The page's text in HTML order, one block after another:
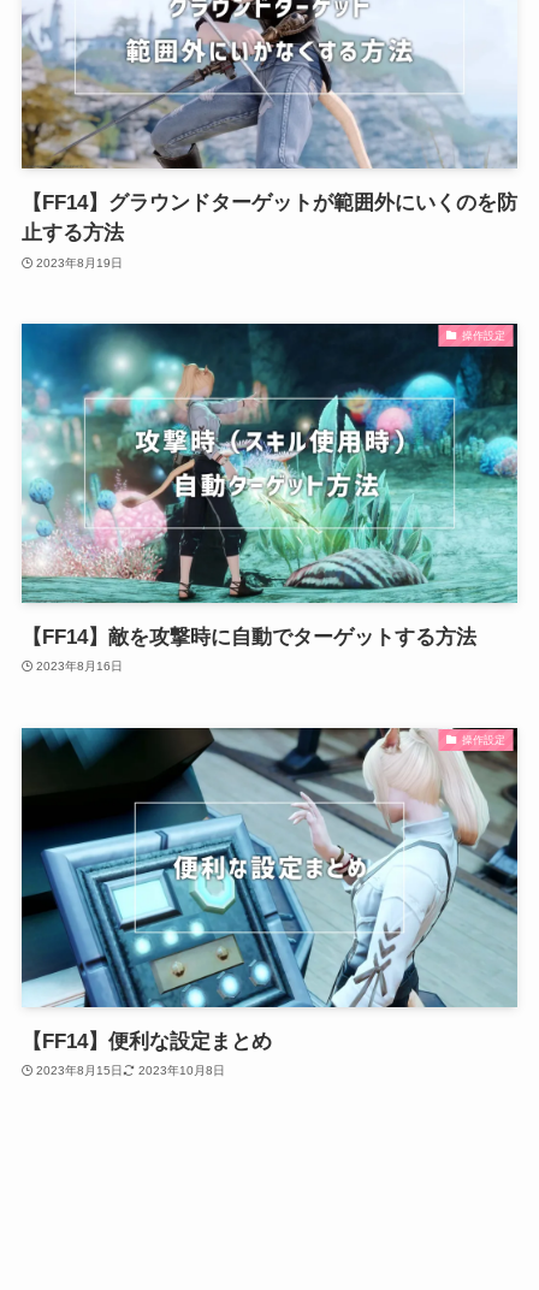
【FF14】グラウンドターゲットが範囲外にいくのを防
止する方法
2023年8月19日
操作設定
【FF14】敵を攻撃時に自動でターゲットする方法
2023年8月16日
操作設定
【FF14】便利な設定まとめ
2023年8月15日 2023年10月8日